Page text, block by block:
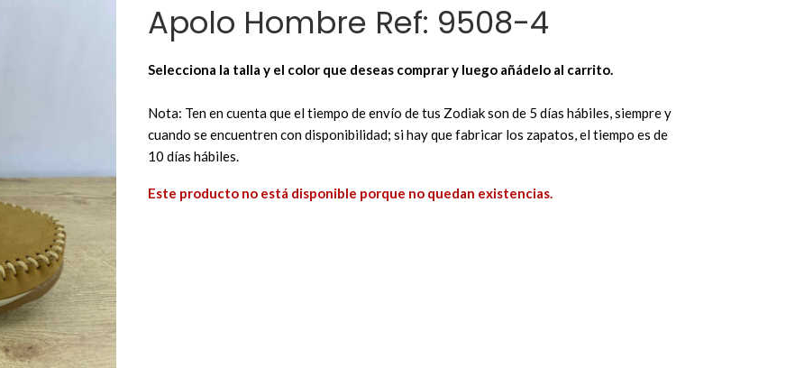
Apolo Hombre Ref: 9508-4
Selecciona la talla y el color que deseas comprar y luego añádelo al carrito.
Nota: Ten en cuenta que el tiempo de envío de tus Zodiak son de 5 días hábiles, siempre y
cuando se encuentren con disponibilidad; si hay que fabricar los zapatos, el tiempo es de
10 días hábiles.
Este producto no está disponible porque no quedan existencias.